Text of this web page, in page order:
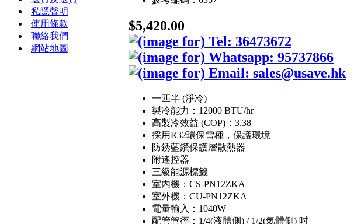
私隱聲明
使用條款
聯絡我們
網站地圖
$5,420.00
一匹半 (淨冷)
製冷能力：12000 BTU/hr
高製冷效益 (COP)：3.38
採用R32環保雪種，保護環境
防銹藍鑽保護層散熱器
附遙控器
三級能源標籤
室內機：CS-PN12ZKA
室外機：CU-PN12ZKA
電量輸入：1040W
配管管徑：1/4(液體側) / 1/2(氣體側) 吋